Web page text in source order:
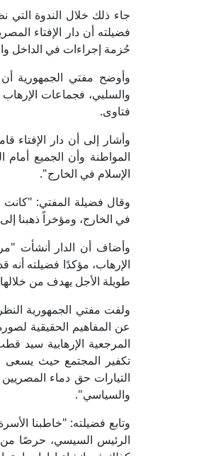
جاء ذلك خلال الندوة التي
فضيلته أن دار الإفتاء
حُزمة إجراءات في الداخل
وأوضح مفتي الجمهورية أن
والسلبي، فجماعات
فتاوى.
وأشار إلى أن دار
المواطنة وأن الجميع
الإسلام في الخارج".
وقال فضيلة المفتي:
في الخارج، ومؤخراً ذهبنا
وأضاف أن الدار أنشأت
الإرهاب، مؤكدًا فضيلته
طويلة الأجل يهدف من
ولفت مفتي الجمهورية
عن المفاهيم الحقيقية
المرجعية الإرهابية سيد
تكفير المجتمع حيث يسعى
التيارات حق دماء
والسياسي".
وتابع فضيلته: "خاطبنا
الرئيس السيسي، حرصًا من